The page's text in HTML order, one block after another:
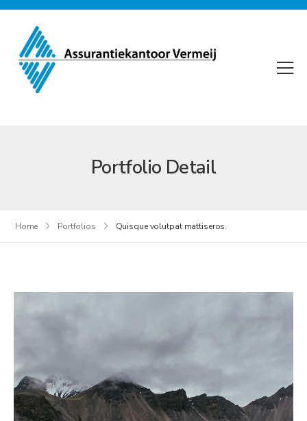
Portfolio Detail
Home Portfolios Quisque volutpat mattiseros.